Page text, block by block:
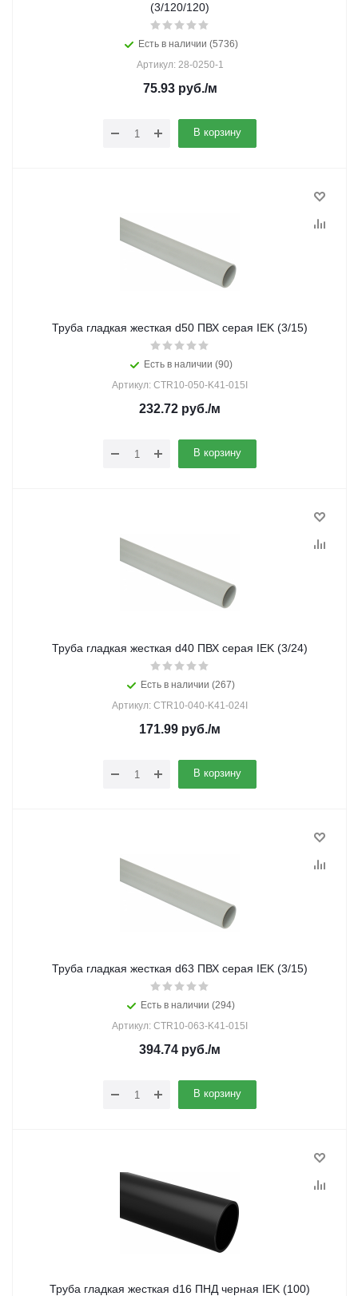
(3/120/120)
Есть в наличии (5736)
Артикул: 28-0250-1
75.93руб./м
В корзину
Труба гладкая жесткая d50 ПВХ серая IEK (3/15)
Есть в наличии (90)
Артикул: CTR10-050-K41-015I
232.72 руб./м
В корзину
Труба гладкая жесткая d40 ПВХ серая IEK (3/24)
Есть в наличии (267)
Артикул: CTR10-040-K41-024I
171.99 руб./м
В корзину
Труба гладкая жесткая d63 ПВХ серая IEK (3/15)
Есть в наличии (294)
Артикул: CTR10-063-K41-015I
394.74 руб./м
В корзину
Труба гладкая жесткая d16 ПНД черная IEK (100)